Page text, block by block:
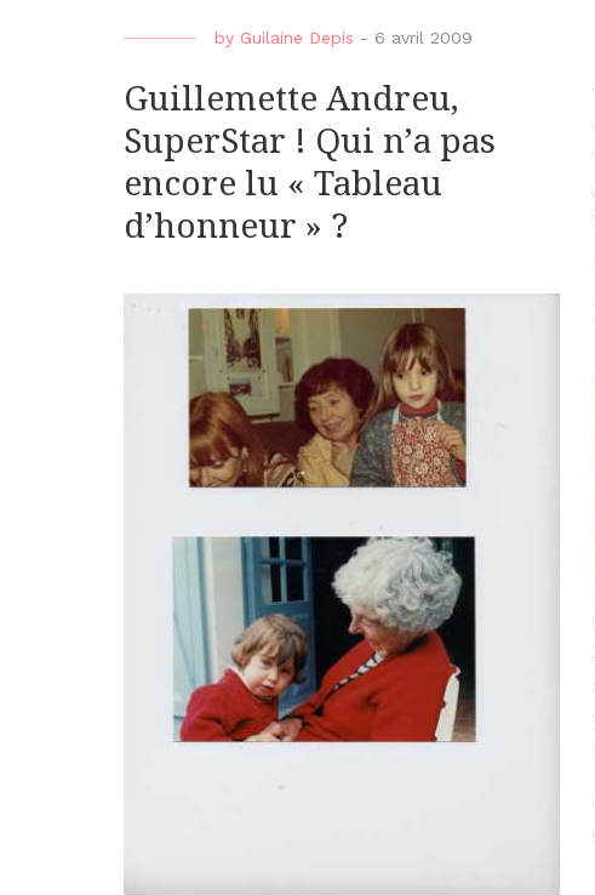
by Guilaine Depis - 6 avril 2009
Guillemette Andreu,
SuperStar ! Qui n’a pas
encore lu « Tableau
d’honneur » ?